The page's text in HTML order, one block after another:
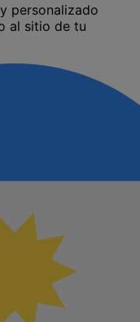
personalizado
al sitio de tu